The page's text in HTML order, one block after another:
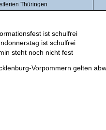
Thüringen
ist schulfrei
ist schulfrei
steht noch nicht fest
Vorpommern gelten